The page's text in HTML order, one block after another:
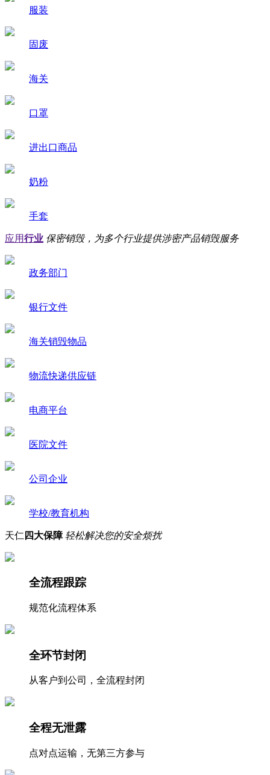
服装
固废
海关
口罩
进出口商品
奶粉
手套
应用行业 保密销毁，为多个行业提供涉密产品销毁服务
政务部门
银行文件
海关销毁物品
物流快递供应链
电商平台
医院文件
公司企业
学校/教育机构
天仁 四大保障 轻松解决您的安全烦扰
全流程跟踪
规范化流程体系
全环节封闭
从客户到公司，全流程封闭
全程无泄露
点对点运输，无第三方参与